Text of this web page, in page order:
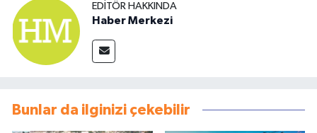
EDITÖR HAKKINDA
Haber Merkezi
Bunlar da ilginizi çekebilir